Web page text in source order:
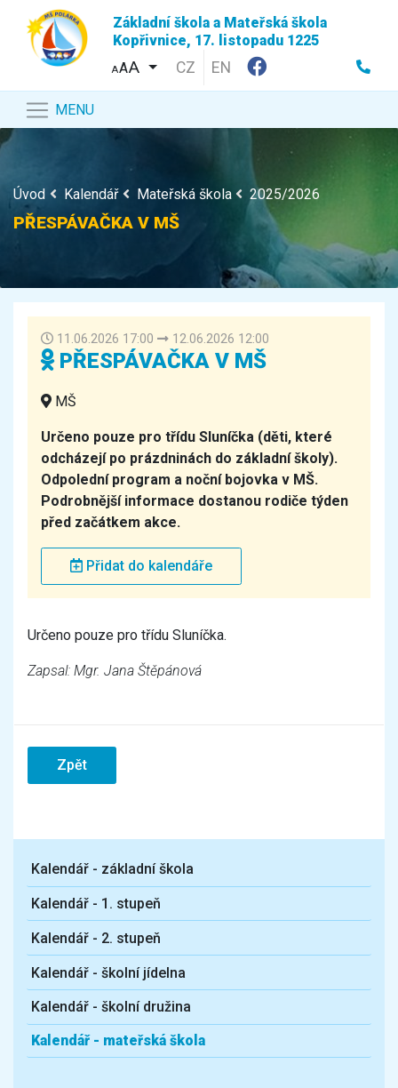
Základní škola a Mateřská škola
Kopřivnice, 17. listopadu 1225
AA CZ EN
MENU
Úvod Kalendář Mateřská škola 2025/2026
PŘESPÁVAČKA V MŠ
Kalendář - základní škola
Kalendář - 1. stupeň
Kalendář - 2. stupeň
Kalendář - školní jídelna
Kalendář - školní družina
Kalendář - mateřská škola
11.06.2026 17:00 12.06.2026 12:00
PŘESPÁVAČKA V MŠ
MŠ
Určeno pouze pro třídu Sluníčka (děti, které
odcházejí po prázdninách do základní školy).
Odpolední program a noční bojovka v MŠ.
Podrobnější informace dostanou rodiče týden
před začátkem akce.
Přidat do kalendáře
Určeno pouze pro třídu Sluníčka.
Zapsal: Mgr. Jana Štěpánová
Zpět